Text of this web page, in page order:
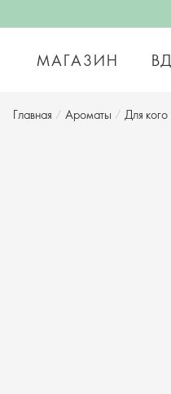
МАГАЗИН
Главная / Ароматы / Для кого